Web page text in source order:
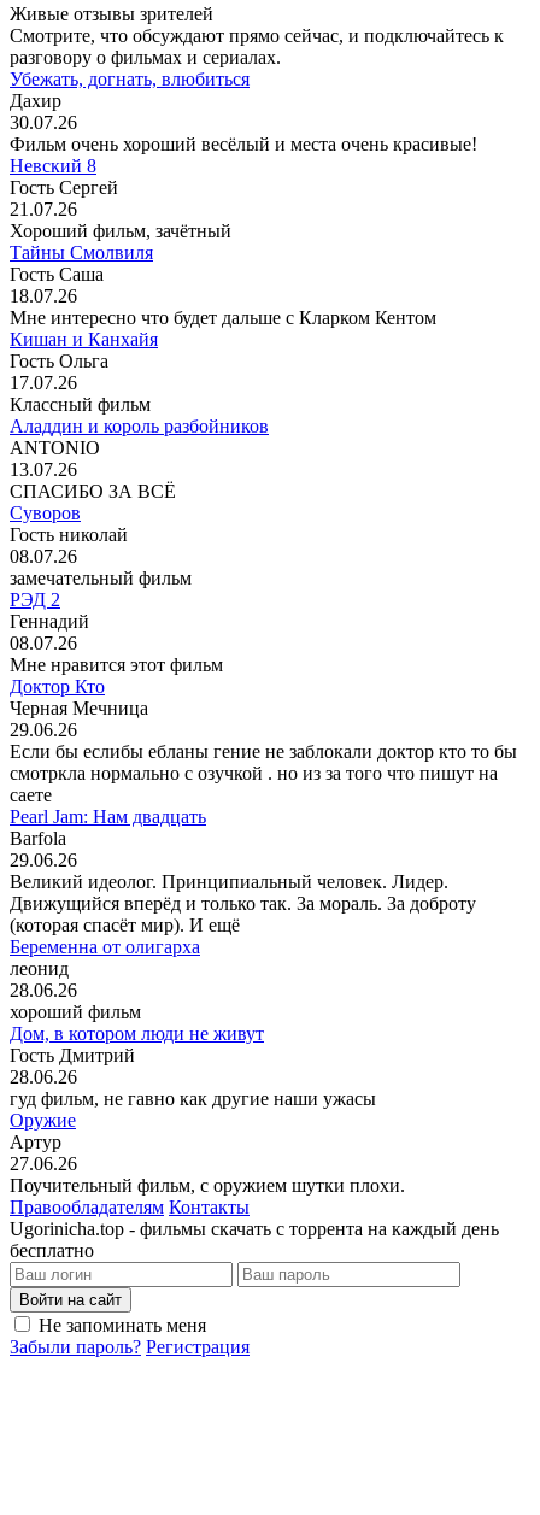
Живые отзывы зрителей
Смотрите, что обсуждают прямо сейчас, и подключайтесь к
разговору о фильмах и сериалах.
Убежать, догнать, влюбиться
Дахир
30.07.26
Фильм очень хороший весёлый и места очень красивые!
Невский 8
Гость Сергей
21.07.26
Хороший фильм, зачётный
Тайны Смолвиля
Гость Саша
18.07.26
Мне интересно что будет дальше с Кларком Кентом
Кишан и Канхайя
Гость Ольга
17.07.26
Классный фильм
Аладдин и король разбойников
ANTONIO
13.07.26
СПАСИБО ЗА ВСЁ
Суворов
Гость николай
08.07.26
замечательный фильм
РЭД 2
Геннадий
08.07.26
Мне нравится этот фильм
Доктор Кто
Черная Мечница
29.06.26
Если бы еслибы ебланы гение не заблокали доктор кто то бы
смотркла нормально с озучкой . но из за того что пишут на
саете
Pearl Jam: Нам двадцать
Barfola
29.06.26
Великий идеолог. Принципиальный человек. Лидер.
Движущийся вперёд и только так. За мораль. За доброту
(которая спасёт мир). И ещё
Беременна от олигарха
леонид
28.06.26
хороший фильм
Дом, в котором люди не живут
Гость Дмитрий
28.06.26
гуд фильм, не гавно как другие наши ужасы
Оружие
Артур
27.06.26
Поучительный фильм, с оружием шутки плохи.
Правообладателям Контакты
Ugorinicha.top - фильмы скачать с торрента на каждый день
бесплатно
Войти на сайт
Не запоминать меня
Забыли пароль? Регистрация